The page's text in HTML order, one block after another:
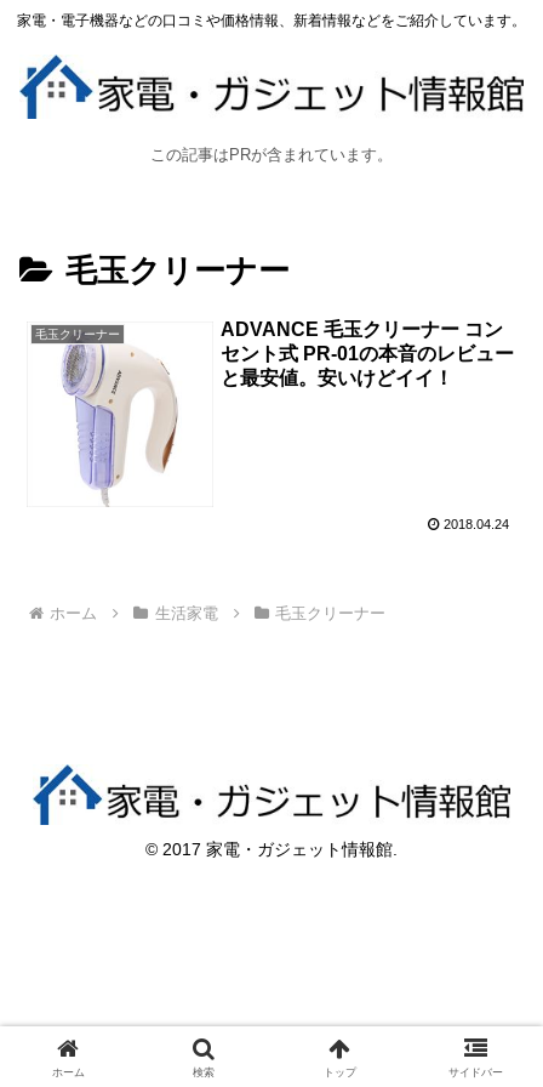
家電・電子機器などの口コミや価格情報、新着情報などをご紹介しています。
この記事はPRが含まれています。
毛玉クリーナー
毛玉クリーナー
ADVANCE 毛玉クリーナー コン
セント式 PR-01の本音のレビュー
と最安値。安いけどイイ！
2018.04.24
ホーム 生活家電 毛玉クリーナー
© 2017 家電・ガジェット情報館.
ホーム 検索 トップ サイドバー